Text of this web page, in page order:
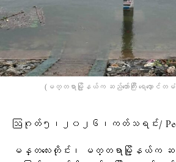
(မတ္တရာမြို့နယ်က ဆည်တော်ကြီး ရေလှောင်
ဩဂုတ်၅၊၂၀၂၆၊ကတ်သရင်း/
မန္တလေးတိုင်း၊ မတ္တရာမြို့နယ်က ဆည်တ